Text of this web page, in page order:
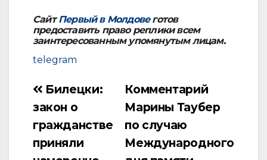
СайтПервый в Молдовеготов
предоставить право реплики всем
заинтересованным упомянутым лицам.
telegram
Навигация
по
Комментарий
Марины Таубер
по случаю
Международного
Билецки:
закон о
гражданстве
приняли